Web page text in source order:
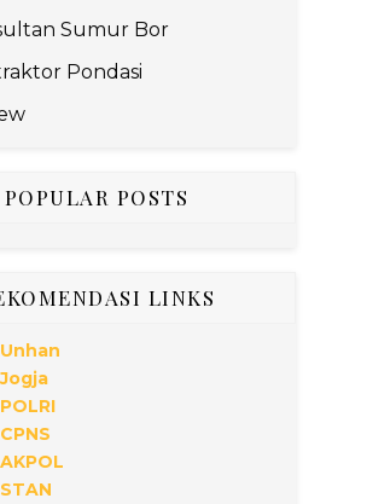
Sumur Bor
Pondasi
POPULAR POSTS
LINKS